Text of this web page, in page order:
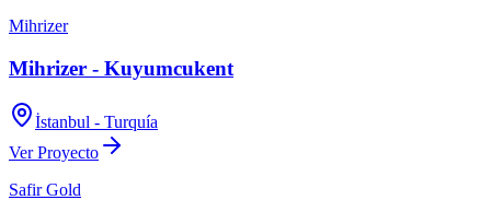
Mihrizer
Mihrizer - Kuyumcukent
İstanbul - Turquía
Ver Proyecto
Safir Gold